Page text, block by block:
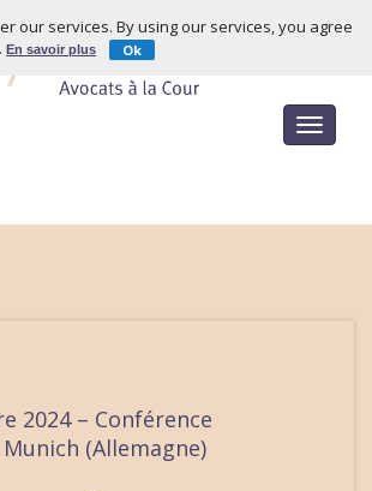
Toggle
2024 – Conférence
(Allemagne)
our services. By using our services, you agree
En savoir plus Ok